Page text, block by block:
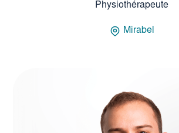
Physiothérapeute
Mirabel